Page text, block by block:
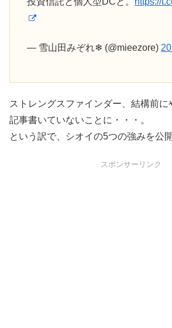
— 雪山田みぞれ❄ (@mieezore)
ストレングスファインダー、結構前
記事書いていないことに・・・。
という訳で、シオイの5つの強みを公
スポンサーリンク